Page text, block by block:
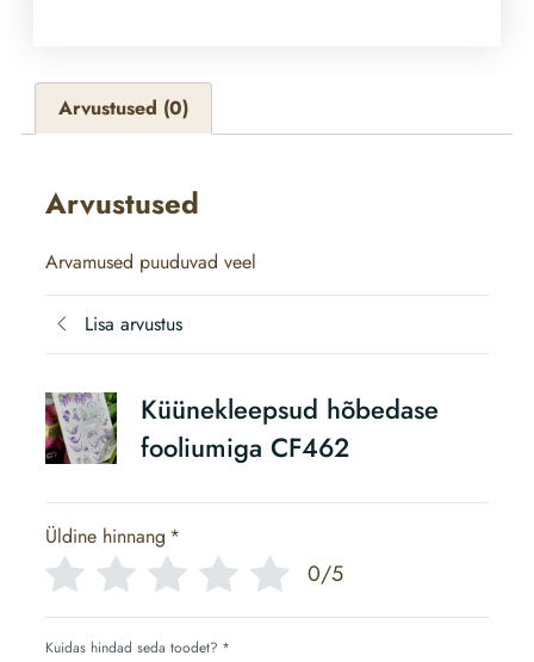
Arvustused (0)
Arvustused
Arvamused puuduvad veel
Lisa arvustus
Küünekleepsud hõbedase
fooliumiga CF462
Üldine hinnang *
0/5
Kuidas hindad seda toodet? *